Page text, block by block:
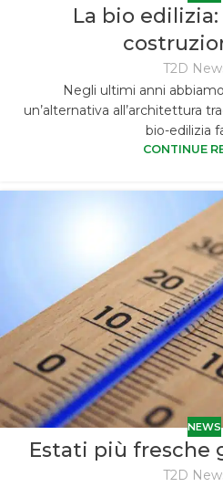
La bio
T2D
Negli ultimi anni
un’alternativa all’architettura
bio-edilizia
CONTINUE
NEWS
Estati più fresche
T2D